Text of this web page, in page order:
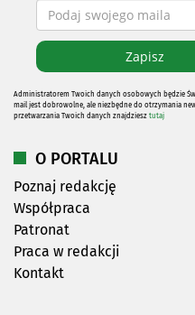
Administratorem Twoich danych osobowych będzie
mail jest dobrowolne, ale niezbędne do otrzymania
przetwarzania Twoich danych znajdziesz tutaj
O PORTALU
Poznaj redakcję
Współpraca
Patronat
Praca w redakcji
Kontakt